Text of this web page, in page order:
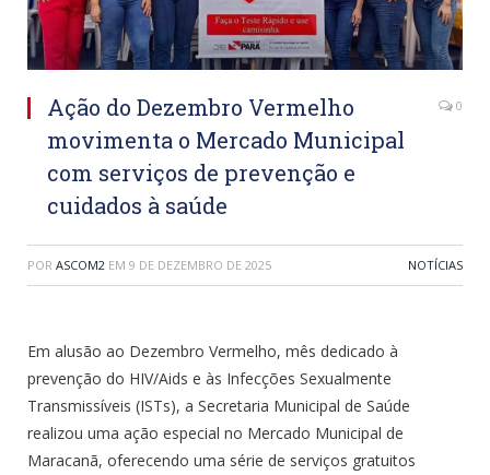
Ação do Dezembro Vermelho
movimenta o Mercado Municipal
com serviços de prevenção e
cuidados à saúde
0
POR ASCOM2 EM 9 DE DEZEMBRO DE 2025 NOTÍCIAS
Em alusão ao Dezembro Vermelho, mês dedicado à
prevenção do HIV/Aids e às Infecções Sexualmente
Transmissíveis (ISTs), a Secretaria Municipal de Saúde
realizou uma ação especial no Mercado Municipal de
Maracanã, oferecendo uma série de serviços gratuitos